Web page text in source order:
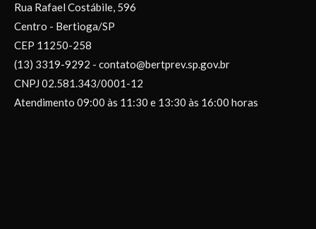
Rua Rafael Costábile, 596
Centro - Bertioga/SP
CEP 11250-258
(13) 3319-9292 - contato@bertprev.sp.gov.br
CNPJ 02.581.343/0001-12
Atendimento 09:00 às 11:30 e 13:30 às 16:00 horas